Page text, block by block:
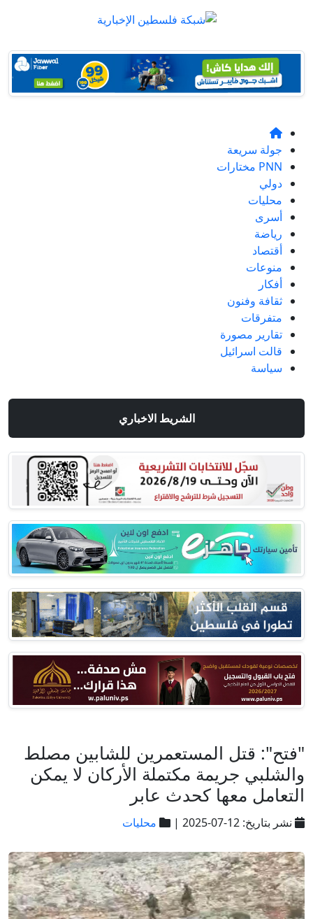
جولة سريعة
PNN مختارات
دولي
محليات
أسرى
رياضة
أقتصاد
منوعات
أفكار
ثقافة وفنون
متفرقات
تقارير مصورة
قالت اسرائيل
سياسة
الشريط الاخباري
"فتح": قتل المستعمرين للشابين مصلط
والشلبي جريمة مكتملة الأركان لا يمكن
التعامل معها كحدث عابر
نشر بتاريخ: 12-07-2025 | محليات